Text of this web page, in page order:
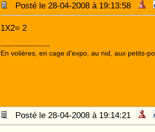
Posté le 28-04-2008 à 19:13:58
1X2= 2
--------------------
En volières, en cage d'expo, au nid, aux petits-
Posté le 28-04-2008 à 19:14:21